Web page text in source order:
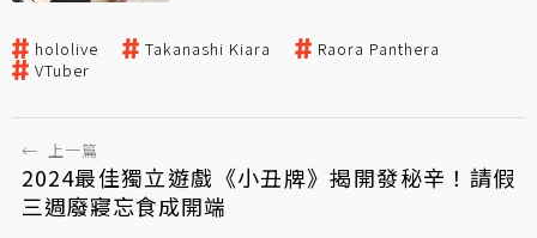
hololive Takanashi Kiara
Raora Panthera
VTuber
← 上一篇
2024最佳獨立遊戲《小丑牌》揭開發秘辛！請假
三週廢寢忘食成開端